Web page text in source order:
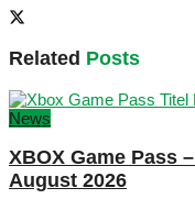
Related Posts
News
XBOX Game Pass
August 2026